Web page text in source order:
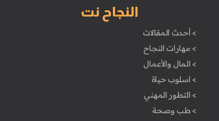
النجاح نت
> أحدث المقالات
> مهارات النجاح
> المال والأعمال
> اسلوب حياة
> التطور المهني
> طب وصحة